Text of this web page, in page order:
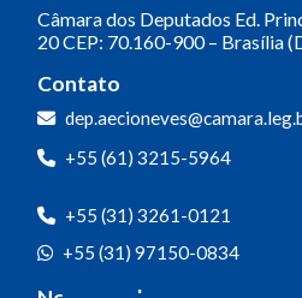
Câmara dos Deputados Ed.
20CEP: 70.160-900 – Brasília
Contato
+55 (61) 3215-5964
+55 (31) 3261-0121
+55 (31) 97150-0834